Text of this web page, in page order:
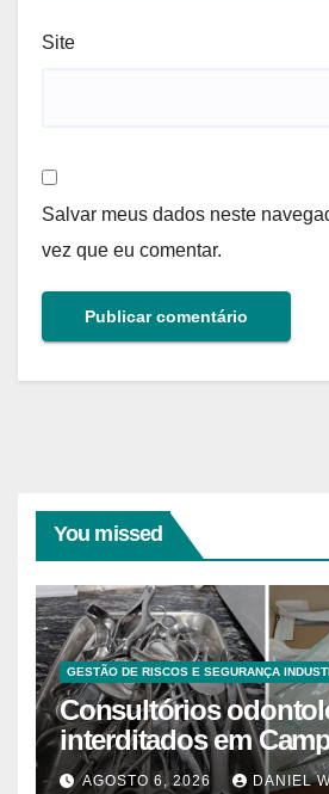
Site
Salvar meus dados neste
vez que eu comentar.
You missed
GESTÃO DE RISCOS E SEGURANÇA
Consultórios
interditados em
superam 2025
AGOSTO 6, 2026 DANIEL